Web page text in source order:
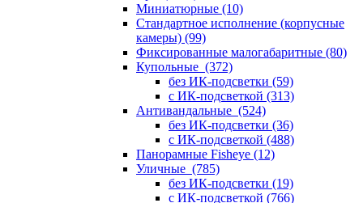
Миниатюрные (10)
Стандартное исполнение (корпусные
камеры) (99)
Фиксированные малогабаритные (80)
Купольные (372)
без ИК-подсветки (59)
с ИК-подсветкой (313)
Антивандальные (524)
без ИК-подсветки (36)
с ИК-подсветкой (488)
Панорамные Fisheye (12)
Уличные (785)
без ИК-подсветки (19)
с ИК-подсветкой (766)